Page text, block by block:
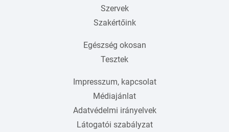
Szervek
Szakértőink
Egészség okosan
Tesztek
Impresszum, kapcsolat
Médiajánlat
Adatvédelmi irányelvek
Látogatói szabályzat